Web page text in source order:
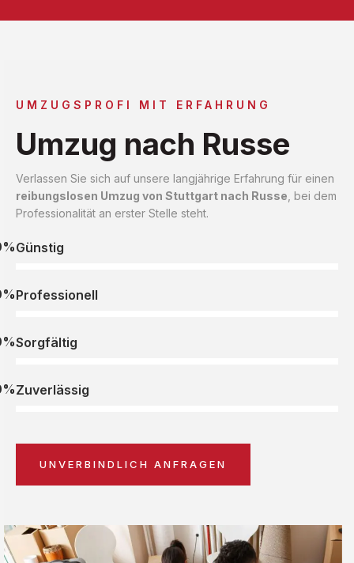
UMZUGSPROFI MIT ERFAHRUNG
Umzug nach Russe
Verlassen Sie sich auf unsere langjährige Erfahrung für einen
reibungslosen Umzug von Stuttgart nach Russe , bei dem
Professionalität an erster Stelle steht.
Günstig
Professionell
Sorgfältig
Zuverlässig
UNVERBINDLICH ANFRAGEN